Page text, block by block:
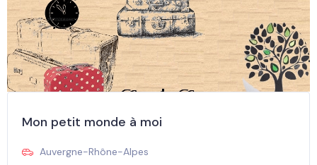
Mon petit monde à moi
Auvergne-Rhône-Alpes